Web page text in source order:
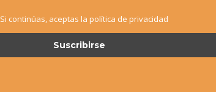
Si continúas, aceptas la política de privacidad